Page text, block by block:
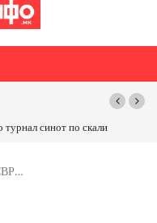
ДА КОРИСТИ
и со антимонот?